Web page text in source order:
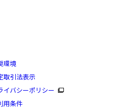
Regular
環境
取引法表示
イバシーポリシー
用条件